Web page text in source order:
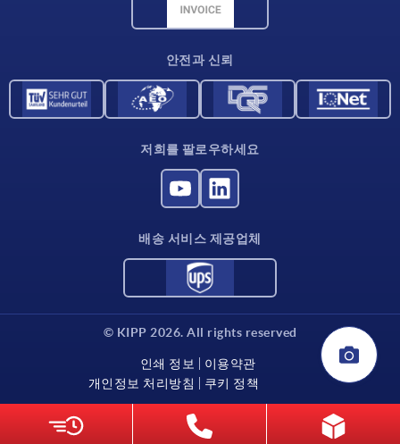
안전과 신뢰
저희를 팔로우하세요
배송 서비스 제공업체
© KIPP 2026. All rights reserved
인쇄 정보
이용약관
개인정보 처리방침
쿠키 정책